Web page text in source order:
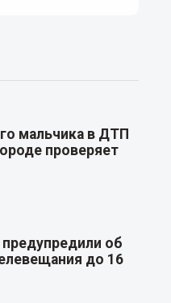
мальчика в ДТП
проверяет
об
до 16